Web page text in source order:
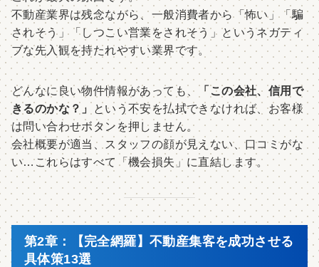
不動産業界は残念ながら、一般消費者から「怖い」「騙
されそう」「しつこい営業をされそう」というネガティ
ブな先入観を持たれやすい業界です。
どんなに良い物件情報があっても、 「この会社、信用で
きるのかな？」
という不安を払拭できなければ、お客様
は問い合わせボタンを押しません。
会社概要が適当、スタッフの顔が見えない、口コミがな
い…これらはすべて「機会損失」に直結します。
第2章：【完全網羅】不動産集客を成功させる
具体策13選